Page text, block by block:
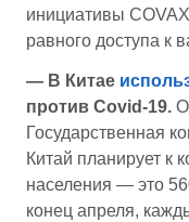
инициативы
равного доступа к
— В Китае
против Covid-19.
Государственная
Китай планирует к
населения — это
конец апреля,